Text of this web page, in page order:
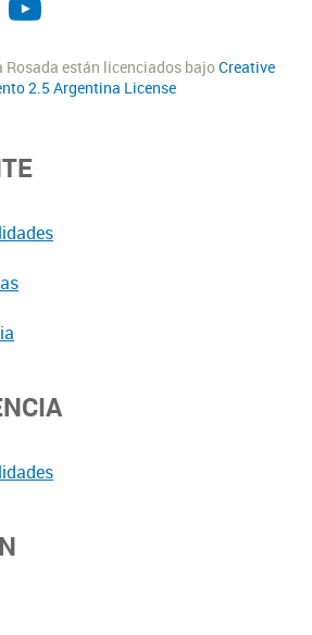
Rosada están licenciados bajoCreative
2.5 Argentina License